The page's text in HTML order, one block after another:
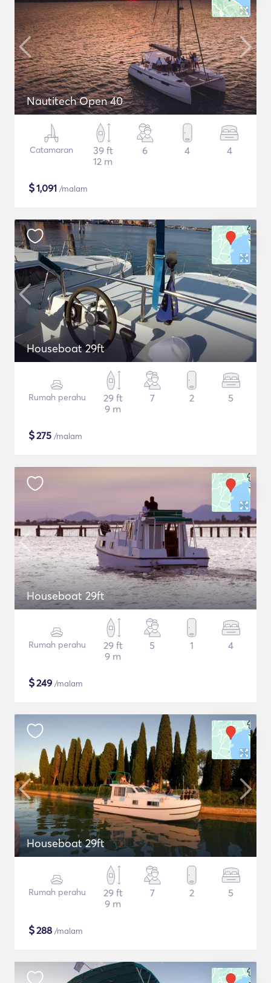
Nautitech Open 40
Catamaran
39 ft
12 m
6 4 4
$1,091 /malam
Houseboat 29ft
Rumah perahu
29 ft
9 m
7 2 5
$275 /malam
Houseboat 29ft
Rumah perahu
29 ft
9 m
5 1 4
$249 /malam
Houseboat 29ft
Rumah perahu
29 ft
9 m
7 2 5
$288 /malam